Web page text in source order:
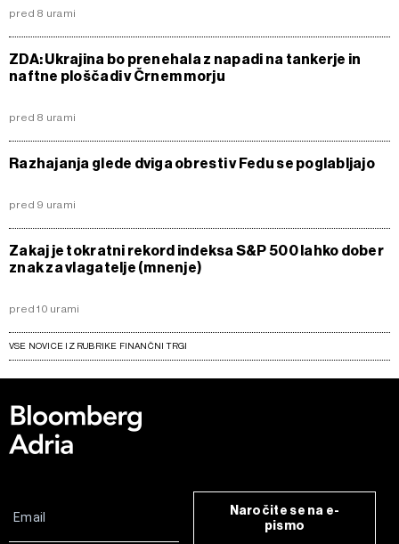
pred 8 urami
ZDA: Ukrajina bo prenehala z napadi na tankerje in
naftne ploščadi v Črnem morju
pred 8 urami
Razhajanja glede dviga obresti v Fedu se poglabljajo
pred 9 urami
Zakaj je tokratni rekord indeksa S&P 500 lahko dober
znak za vlagatelje (mnenje)
pred 10 urami
VSE NOVICE IZ RUBRIKE FINANČNI TRGI
Naročite se na e-
pismo